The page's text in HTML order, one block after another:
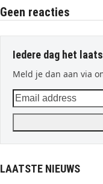
Geen reacties
Iedere dag het
Meld je dan aan via
Email
address
LAATSTE NIEUWS